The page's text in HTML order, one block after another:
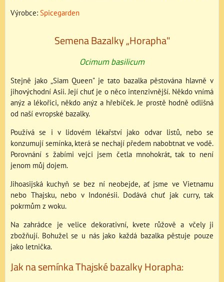
Výrobce: Spicegarden
Semena Bazalky „Horapha"
Ocimum basilicum
Stejně jako „Siam Queen" je tato bazalka pěstována hlavně v
jihovýchodní Asii. Její chuť je o něco intenzivnější. Někdo vnímá
anýz a lékořici, někdo anýz a hřebíček. Je prostě hodně odlišná
od naší evropské bazalky.
Používá se i v lidovém lékařství jako odvar listů, nebo se
konzumují semínka, která se nechají předem nabobtnat ve vodě.
Porovnání s žabími vejci jsem četla mnohokrát, tak to není
jenom můj dojem.
Jihoasijská kuchyň se bez ní neobejde, ať jsme ve Vietnamu
nebo Thajsku, nebo v Indonésii. Dodává chuť jak curry, tak
pokrmům z woku.
Na zahrádce je velice dekorativní, kvete růžově a včely ji
zbožňují. Bohužel se u nás jako každá bazalka pěstuje pouze
jako letnička.
Jak na semínka Thajské bazalky Horapha: